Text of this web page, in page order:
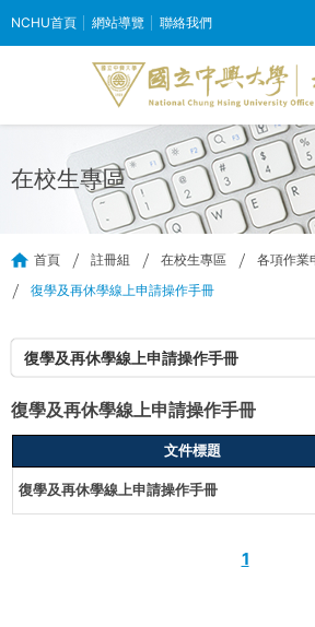
NCHU首頁 網站導覽 聯絡我們
在校生專區
首頁 註冊組 在校生專區
各項作業
復學及再休學線上申請操作手冊
復學及再休學線上申請操作手冊
復學及再休學線上申請操作手冊
文件標題
復學及再休學線上申請操作手冊
1